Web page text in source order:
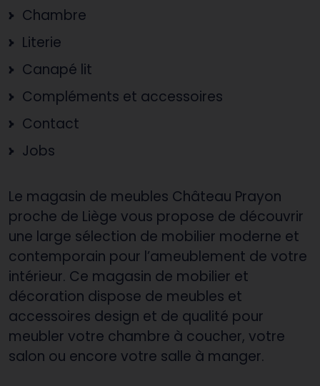
Chambre
Literie
Canapé lit
Compléments et accessoires
Contact
Jobs
Le magasin de meubles Château Prayon
proche de Liège vous propose de découvrir
une large sélection de mobilier moderne et
contemporain pour l’ameublement de votre
intérieur. Ce magasin de mobilier et
décoration dispose de meubles et
accessoires design et de qualité pour
meubler votre chambre à coucher, votre
salon ou encore votre salle à manger.